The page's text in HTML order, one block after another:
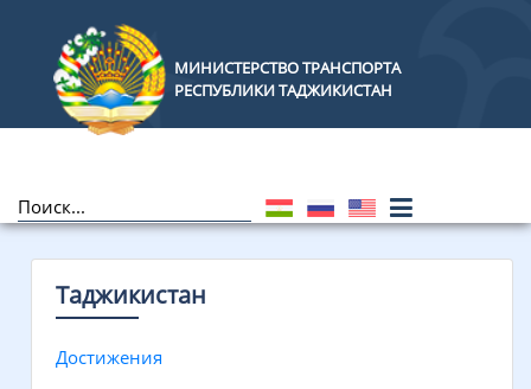
МИНИСТЕРСТВО ТРАНСПОРТА
РЕСПУБЛИКИ ТАДЖИКИСТАН
Таджикистан
Достижения